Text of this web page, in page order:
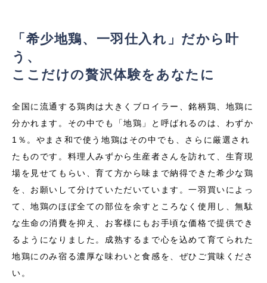
「希少地鶏、一羽仕入れ」だから叶
う、
ここだけの贅沢体験をあなたに
全国に流通する鶏肉は大きくブロイラー、銘柄鶏、地鶏に
分かれます。その中でも「地鶏」と呼ばれるのは、わずか
1％。やまさ和で使う地鶏はその中でも、さらに厳選され
たものです。料理人みずから生産者さんを訪れて、生育現
場を見せてもらい、育て方から味まで納得できた希少な鶏
を、お願いして分けていただいています。一羽買いによっ
て、地鶏のほぼ全ての部位を余すところなく使用し、無駄
な生命の消費を抑え、お客様にもお手頃な価格で提供でき
るようになりました。成熟するまで心を込めて育てられた
地鶏にのみ宿る濃厚な味わいと食感を、ぜひご賞味くださ
い。